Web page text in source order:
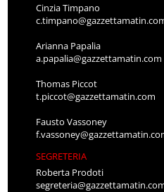
Cinzia Timpano
Arianna Papalia
a.papalia@gazzettamatin.com
Thomas Piccot
t.piccot@gazzettamatin.com
Fausto Vassoney
SEGRETERIA
Roberta Prodoti